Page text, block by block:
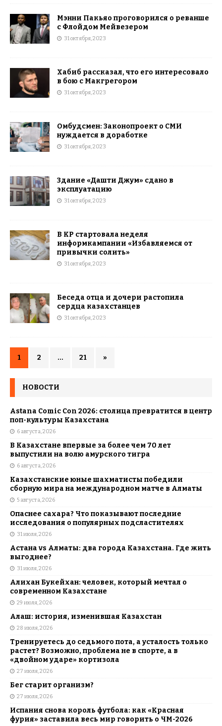
Мэнни Пакьяо проговорился о реванше
с Флойдом Мейвезером
31 октября, 2023
Хабиб рассказал, что его интересовало
в бою с Макгрегором
31 октября, 2023
Омбудсмен: Законопроект о СМИ
нуждается в доработке
31 октября, 2023
Здание «Дашти Джум» сдано в
эксплуатацию
31 октября, 2023
В КР стартовала неделя
информкампании «Избавляемся от
привычки солить»
31 октября, 2023
Беседа отца и дочери растопила
сердца казахстанцев
31 октября, 2023
1 2 … 21 »
НОВОСТИ
Astana Comic Con 2026: столица превратится в центр
поп-культуры Казахстана
6 августа, 2026
В Казахстане впервые за более чем 70 лет
выпустили на волю амурского тигра
6 августа, 2026
Казахстанские юные шахматисты победили
сборную мира на международном матче в Алматы
5 августа, 2026
Опаснее сахара? Что показывают последние
исследования о популярных подсластителях
31 июля, 2026
Астана vs Алматы: два города Казахстана. Где жить
выгоднее?
31 июля, 2026
Алихан Букейхан: человек, который мечтал о
современном Казахстане
29 июля, 2026
Алаш: история, изменившая Казахстан
28 июля, 2026
Тренируетесь до седьмого пота, а усталость только
растет? Возможно, проблема не в спорте, а в
«двойном ударе» кортизола
27 июля, 2026
Бег старит организм?
27 июля, 2026
Испания снова король футбола: как «Красная
фурия» заставила весь мир говорить о ЧМ-2026